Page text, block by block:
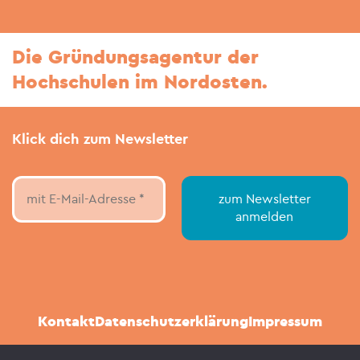
Die Gründungsagentur der
Hochschulen im Nordosten.
Klick dich zum Newsletter
KontaktDatenschutzerklärungImpressum